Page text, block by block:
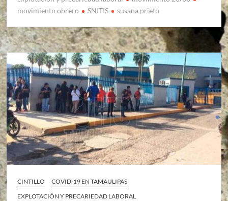
movimiento obrero
SNITIS susana prieto
CINTILLO
COVID-19 EN TAMAULIPAS
EXPLOTACIÓN Y PRECARIEDAD LABORAL